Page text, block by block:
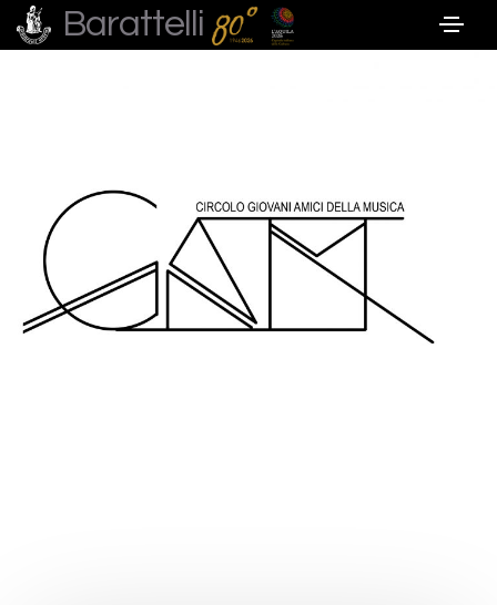
Barattelli